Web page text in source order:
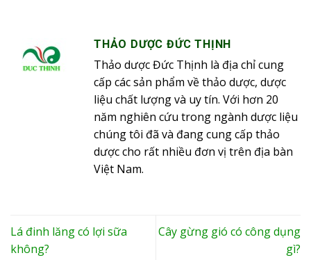
THẢO DƯỢC ĐỨC THỊNH
Thảo dược Đức Thịnh là địa chỉ cung
cấp các sản phẩm về thảo dược, dược
liệu chất lượng và uy tín. Với hơn 20
năm nghiên cứu trong ngành dược liệu
chúng tôi đã và đang cung cấp thảo
dược cho rất nhiều đơn vị trên địa bàn
Việt Nam.
Lá đinh lăng có lợi sữa
không?
Cây gừng gió có công dụng
gì?